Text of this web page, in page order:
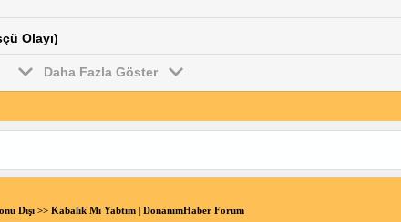
Olayı)
Daha Fazla Göster
Dışı>> Kabalık Mı Yabtım | DonanımHaber Forum